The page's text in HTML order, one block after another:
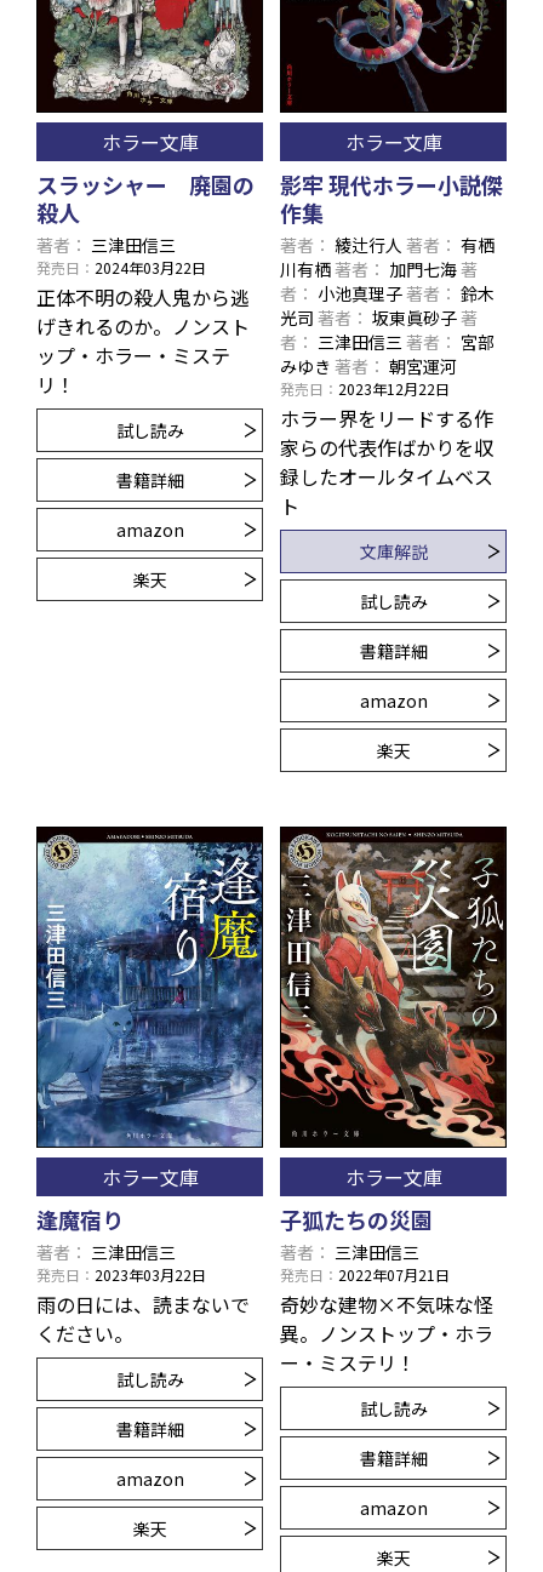
ホラー文庫
スラッシャー 廃園の
殺人
著者 三津田信三
発売日 2024年03月22日
正体不明の殺人鬼から逃
げきれるのか。ノンスト
ップ・ホラー・ミステ
リ！
試し読み
書籍詳細
amazon
楽天
ホラー文庫
影牢 現代ホラー小説傑
作集
著者 綾辻行人 著者
有栖
川有栖著者 加門七海著
者
小池真理子著者
鈴木
光司 著者 坂東眞砂子著
者
三津田信三 著者
宮部
みゆき 著者 朝宮運河
発売日 2023年12月22日
ホラー界をリードする作
家らの代表作ばかりを収
録したオールタイムベス
ト
文庫解説
試し読み
書籍詳細
amazon
楽天
ホラー文庫
逢魔宿り
著者 三津田信三
発売日 2023年03月22日
雨の日には、読まないで
ください。
試し読み
書籍詳細
amazon
楽天
ホラー文庫
子狐たちの災園
著者 三津田信三
発売日 2022年07月21日
奇妙な建物×不気味な怪
異。ノンストップ・ホラ
ー・ミステリ！
試し読み
書籍詳細
amazon
楽天